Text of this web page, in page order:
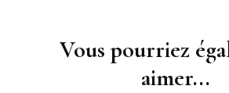
Vous pourriez
aimer...